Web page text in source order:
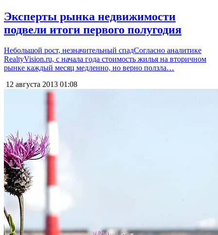
Эксперты рынка недвижимости
подвели итоги первого полугодия
Небольшой рост, незначительный спадСогласно аналитике
RealtyVision.ru, с начала года стоимость жилья на вторичном
рынке каждый месяц медленно, но верно ползла…
12 августа 2013 01:08